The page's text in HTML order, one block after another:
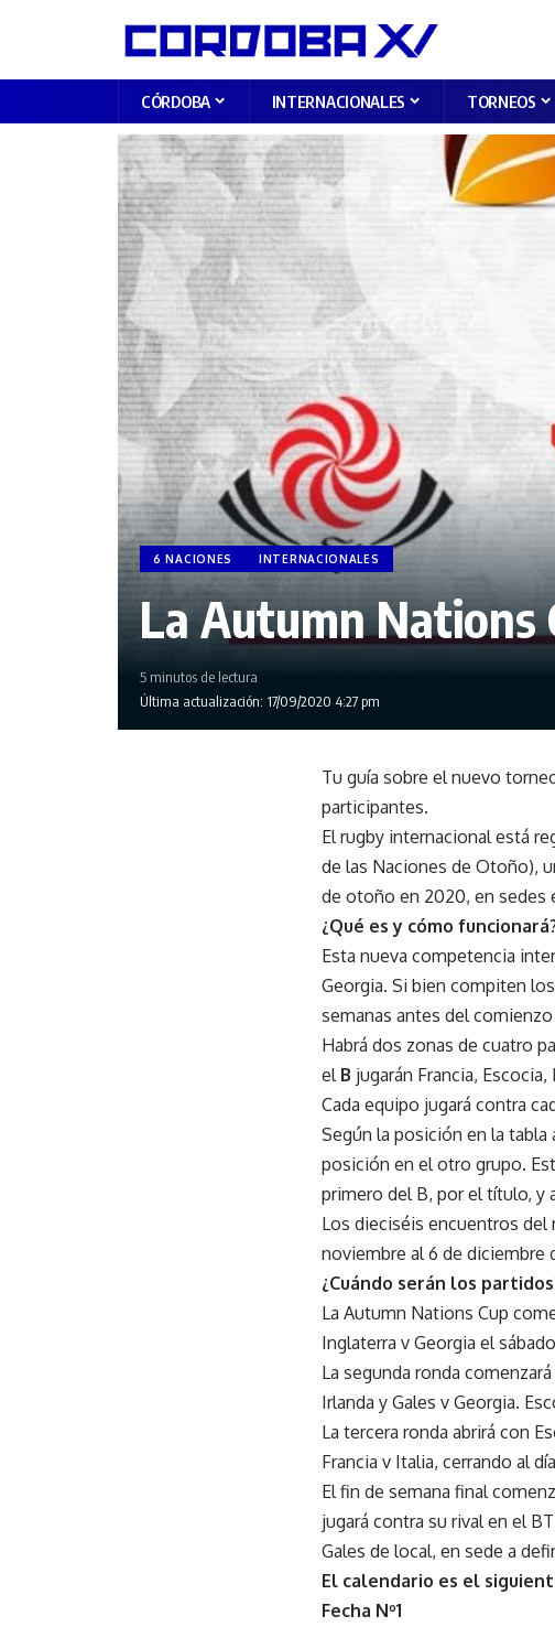
CÓRDOBA INTERNACIONALES TORNEOS
6 NACIONES INTERNACIONALES
La Autumn Nations
Última actualización: 17/09/2020 4:27 pm
5 minutos de lectura
Tu guía sobre el nuevo
participantes.
El rugby internacional está
de las Naciones de Otoño),
de otoño en 2020, en sedes
¿Qué es y cómo
Esta nueva competencia
Georgia. Si bien compiten
semanas antes del
Habrá dos zonas de cuatro
el B jugarán Francia, Escocia,
Cada equipo jugará contra
Según la posición en la tabla
posición en el otro grupo.
primero del B, por el título, y
Los dieciséis encuentros del
noviembre al 6 de diciembre
¿Cuándo serán los
La Autumn Nations Cup
Inglaterra v Georgia el
La segunda ronda
Irlanda y Gales v Georgia.
La tercera ronda abrirá con
Francia v Italia, cerrando al
El fin de semana final
jugará contra su rival en el
Gales de local, en sede a
El calendario es el
Fecha Nº1